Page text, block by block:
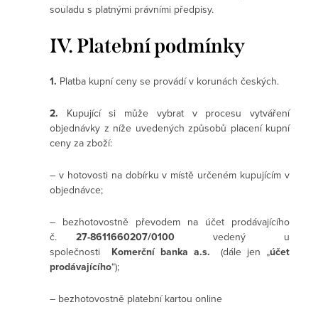
souladu s platnými právními předpisy.
IV. Platební podmínky
1. Platba kupní ceny se provádí v korunách českých.
2. Kupující si může vybrat v procesu vytváření
objednávky z níže uvedených způsobů placení kupní
ceny za zboží:
– v hotovosti na dobírku v místě určeném kupujícím v
objednávce;
– bezhotovostně převodem na účet prodávajícího
č. 27-8611660207/0100 vedený u
společnosti Komerční banka a.s. (dále jen „účet
prodávajícího“);
– bezhotovostně platební kartou online